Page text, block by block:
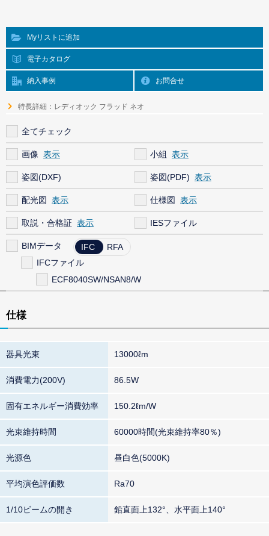
Myリストに追加
電子カタログ
納入事例 お問合せ
特長詳細：レディオック フラッド ネオ
全てチェック
画像 小組
姿図(DXF) 姿図(PDF)
配光図 仕様図
取説・合格証 IESファイル
BIMデータ IFC
RFA
IFCファイル
ECF8040SW/NSAN8/W
仕様
器具光束 13000ℓm
消費電力(200V) 86.5W
固有エネルギー消費効率 150.2ℓm/W
光束維持時間 60000時間(光束維持率80％)
光源色 昼白色(5000K)
平均演色評価数 Ra70
1/10ビームの開き 鉛直面上132°、水平面上140°